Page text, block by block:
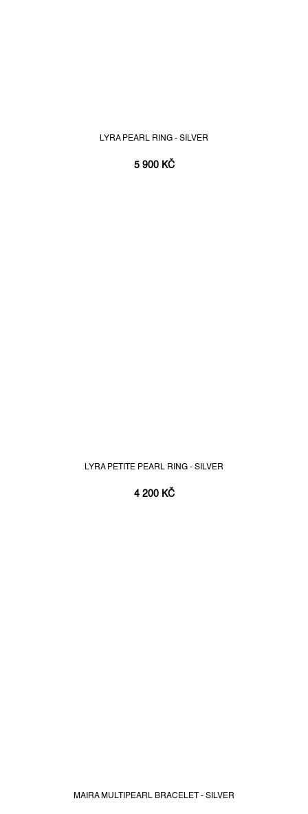
LYRA PEARL RING - SILVER
5 900 KČ
LYRA PETITE PEARL RING - SILVER
4 200 KČ
MAIRA MULTIPEARL BRACELET - SILVER